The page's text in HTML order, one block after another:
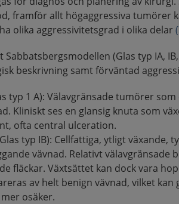
framför allt högaggressiva tumörer
olika aggressivitetsgrad i olika delar
Sabbatsbergsmodellen (Glas typ IA,
beskrivning samt förväntad
typ 1 A): Välavgränsade tumörer som
Kliniskt ses en glansig knuta som
ofta central ulceration.
typ IB): Cellfattiga, ytligt växande,
vävnad. Relativt välavgränsade
fläckar. Växtsättet kan dock vara
av helt benign vävnad, vilket kan
osäker.